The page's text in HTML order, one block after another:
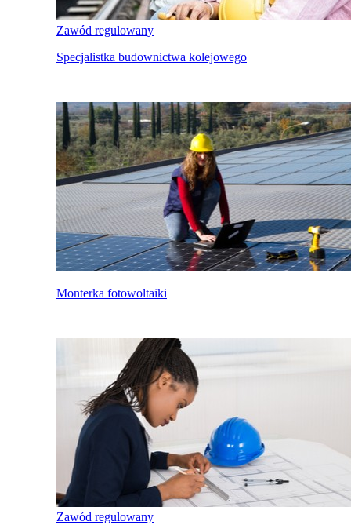
Zawód regulowany
Specjalistka budownictwa kolejowego
Monterka fotowoltaiki
Zawód regulowany